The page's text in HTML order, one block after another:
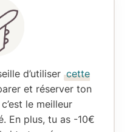
d’utiliser cette
et réserver ton
le meilleur
En plus, tu as -10€